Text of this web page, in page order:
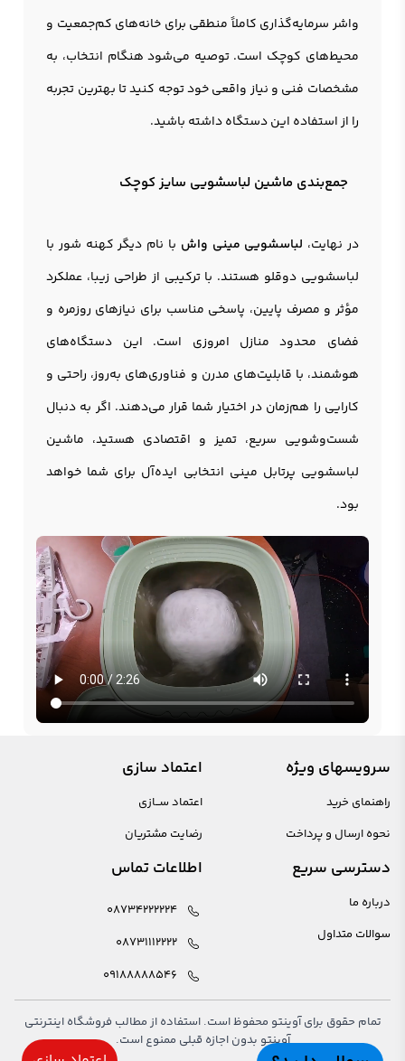
واشر سرمایه‌گذاری کاملاً منطقی برای خانه‌های کم‌جمعیت و
محیط‌های کوچک است. توصیه می‌شود هنگام انتخاب، به
مشخصات فنی و نیاز واقعی خود توجه کنید تا بهترین تجربه
را از استفاده این دستگاه داشته باشید.
جمع‌بندی ماشین لباسشویی سایز کوچک
در نهایت، لباسشویی مینی واش با نام دیگر کهنه شور با
لباسشویی دوقلو هستند. با ترکیبی از طراحی زیبا، عملکرد
مؤثر و مصرف پایین، پاسخی مناسب برای نیازهای روزمره و
فضای محدود منازل امروزی است. این دستگاه‌های
هوشمند، با قابلیت‌های مدرن و فناوری‌های به‌روز، راحتی و
کارایی را هم‌زمان در اختیار شما قرار می‌دهند. اگر به دنبال
شست‌وشویی سریع، تمیز و اقتصادی هستید، ماشین
لباسشویی پرتابل مینی انتخابی ایده‌آل برای شما خواهد
بود.
سرویسهای ویژه
راهنمای خرید
نحوه ارسال و پرداخت
اعتماد سازی
اعتماد ســازی
رضایت مشتریان
دسترسی سریع
درباره ما
سوالات متداول
اطلاعات تماس
08734222224
08731112222
09188888546
تمام حقوق برای آوینتو محفوظ است. استفاده از مطالب فروشگاه اینترنتی
آوینتو بدون اجازه قبلی ممنوع است.